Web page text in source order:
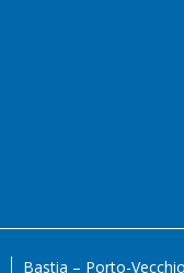
Bastia – Porto-Vecchio